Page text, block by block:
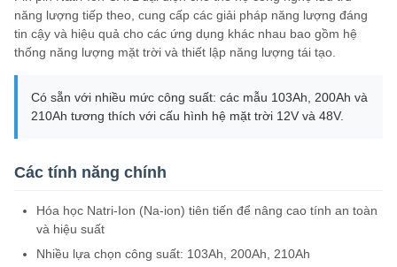
năng lượng tiếp theo, cung cấp các giải pháp năng lượng đáng
tin cậy và hiệu quả cho các ứng dụng khác nhau bao gồm hệ
thống năng lượng mặt trời và thiết lập năng lượng tái tạo.
Có sẵn với nhiều mức công suất: các mẫu 103Ah, 200Ah và
210Ah tương thích với cấu hình hệ mặt trời 12V và 48V.
Các tính năng chính
Hóa học Natri-Ion (Na-ion) tiên tiến để nâng cao tính an toàn
và hiệu suất
Nhiều lựa chọn công suất: 103Ah, 200Ah, 210Ah